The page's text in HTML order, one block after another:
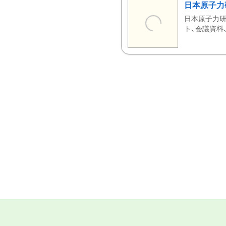
日本原子
日本原子力
ト、会議資